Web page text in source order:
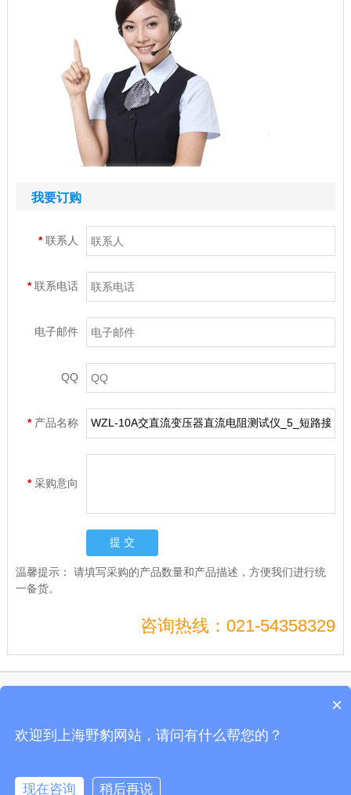
我要订购
*联系人
*联系电话
电子邮件
QQ
* 产品名称
*采购意向
温馨提示： 请填写采购的产品数量和产品描述，方便我们进行统
一备货。
咨询热线：021-54358329
沪ICP备10206185号-49
公司地址：上海市剑川路600号开关通电试验台、开关测试仪、真空度开关测试仪
×
欢迎到上海野豹网站，请问有什么帮您的？
现在咨询 稍后再说